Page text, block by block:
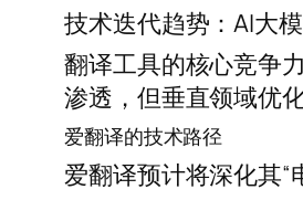
技术迭代趋势：AI大
翻译工具的核心竞争
渗透，但垂直领域优
爱翻译的技术路径
爱翻译预计将深化其“